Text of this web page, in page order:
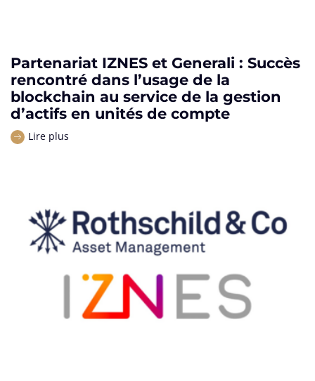
Partenariat IZNES et Generali : Succès
rencontré dans l’usage de la
blockchain au service de la gestion
d’actifs en unités de compte
Lire plus